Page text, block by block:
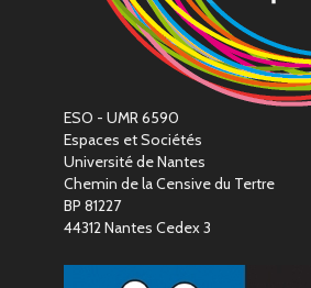
ESO - UMR 6590
Espaces et Sociétés
Université de Nantes
Chemin de la Censive du Tertre
BP 81227
44312 Nantes Cedex 3